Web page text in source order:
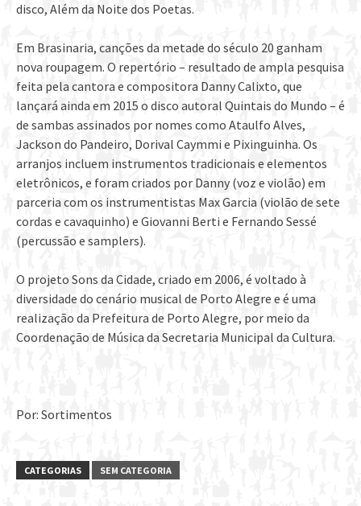
disco, Além da Noite dos Poetas.
Em Brasinaria, canções da metade do século 20 ganham
nova roupagem. O repertório – resultado de ampla pesquisa
feita pela cantora e compositora Danny Calixto, que
lançará ainda em 2015 o disco autoral Quintais do Mundo – é
de sambas assinados por nomes como Ataulfo Alves,
Jackson do Pandeiro, Dorival Caymmi e Pixinguinha. Os
arranjos incluem instrumentos tradicionais e elementos
eletrônicos, e foram criados por Danny (voz e violão) em
parceria com os instrumentistas Max Garcia (violão de sete
cordas e cavaquinho) e Giovanni Berti e Fernando Sessé
(percussão e samplers).
O projeto Sons da Cidade, criado em 2006, é voltado à
diversidade do cenário musical de Porto Alegre e é uma
realização da Prefeitura de Porto Alegre, por meio da
Coordenação de Música da Secretaria Municipal da Cultura.
Por: Sortimentos
CATEGORIAS SEM CATEGORIA